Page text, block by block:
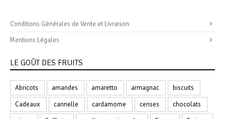
Conditions Générales de Vente et Livraison
Mentions Légales
LE GOÛT DES FRUITS
Abricots amandes amaretto armagnac
biscuits
Cadeaux
cannelle cardamome cerises
chocolats